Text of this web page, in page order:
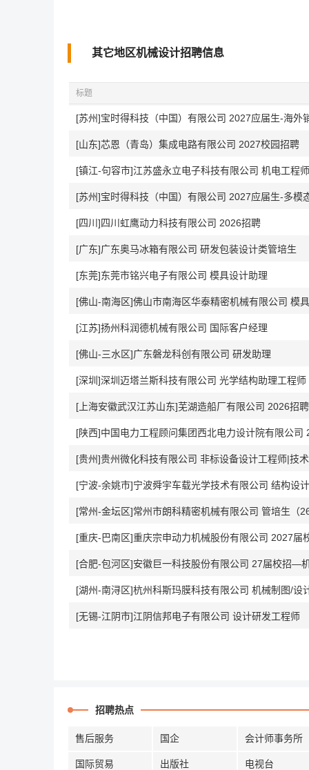
其它地区机械设计招聘信息
标题
[苏州]宝时得科技（中国）有限公司 2027应届生-海外
[山东]芯恩（青岛）集成电路有限公司 2027校园招聘
[镇江-句容市]江苏盛永立电子科技有限公司 机电工程师
[苏州]宝时得科技（中国）有限公司 2027应届生-多模
[四川]四川虹鹰动力科技有限公司 2026招聘
[广东]广东奥马冰箱有限公司 研发包装设计类管培生
[东莞]东莞市铭兴电子有限公司 模具设计助理
[佛山-南海区]佛山市南海区华泰精密机械有限公司 模
[江苏]扬州科润德机械有限公司 国际客户经理
[佛山-三水区]广东磐龙科创有限公司 研发助理
[深圳]深圳迈塔兰斯科技有限公司 光学结构助理工程师
[上海安徽武汉江苏山东]芜湖造船厂有限公司 2026招
[陕西]中国电力工程顾问集团西北电力设计院有限公司
[贵州]贵州微化科技有限公司 非标设备设计工程师|技
[宁波-余姚市]宁波舜宇车载光学技术有限公司 结构设计
[常州-金坛区]常州市朗科精密机械有限公司 管培生（
[重庆-巴南区]重庆宗申动力机械股份有限公司 2027届
[合肥-包河区]安徽巨一科技股份有限公司 27届校招—
[湖州-南浔区]杭州科斯玛膜科技有限公司 机械制图/设
[无锡-江阴市]江阴信邦电子有限公司 设计研发工程师
招聘热点
售后服务 国企 会计师事务所
国际贸易 出版社 电视台